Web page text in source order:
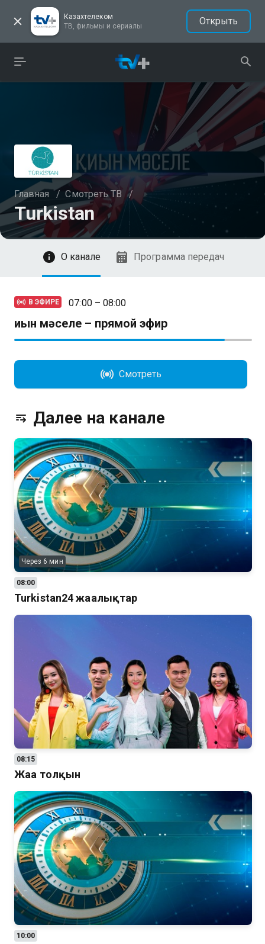
Казахтелеком
ТВ, фильмы и сериалы
Открыть
Главная / Смотреть ТВ /
Turkistan
Смотреть
О канале Программа передач
В ЭФИРЕ 07:00 – 08:00
Қиын мәселе – прямой эфир
Смотреть
Далее на канале
Через 6 мин
08:00
Turkistan24 жаңалықтар
08:15
Жаңа толқын
10:00